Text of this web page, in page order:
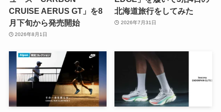
CRUISE AERUS GT」を8
月下旬から発売開始
2026年8月1日
北海道旅行をしてみた
2026年7月31日